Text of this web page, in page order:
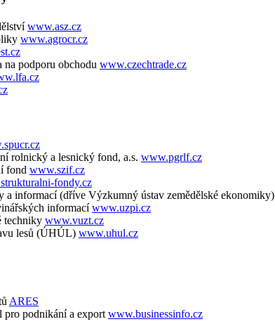
www.asz.cz
www.agrocr.cz
na podporu obchodu www.czechtrade.cz
rolnický a lesnický fond, a.s. www.pgrlf.cz
fond www.szif.cz
fondy.cz
a informací (dříve Výzkumný ústav zemědělské ekonomiky)
informacíwww.uzpi.cz
techniky www.vuzt.cz
lesů (ÚHÚL) www.uhul.cz
ARES
pro podnikání a export www.businessinfo.cz